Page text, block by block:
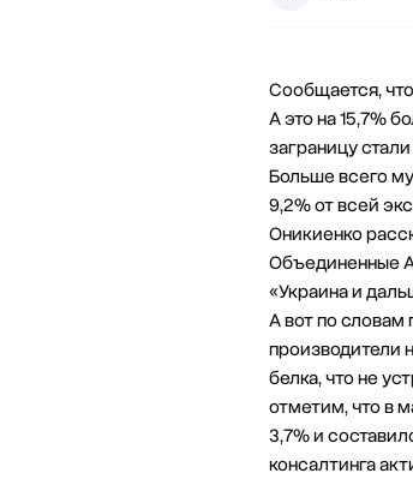
Сообщается,
А это на 15,7%
заграницу
Больше всего
9,2% от всей
Оникиенко
Объединенные
«Украина и
А вот по
производители
белка, что не
отметим, что в
3,7% и
консалтинга